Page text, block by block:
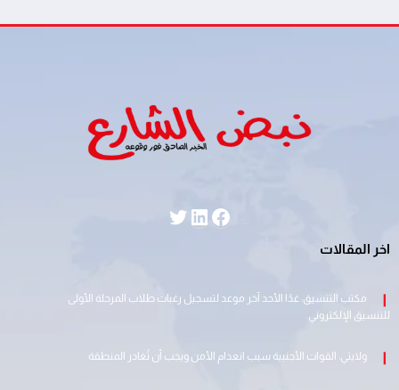
فيسبوك
لينكد إنتويتر
اخر المقالات
مكتب التنسيق: غدًا الأحد آخر موعد لتسجيل رغبات طلاب المرحلة الأولى
للتنسيق الإلكتروني
ولايتي: القوات الأجنبية سبب انعدام الأمن ويجب أن تُغادر المنطقة